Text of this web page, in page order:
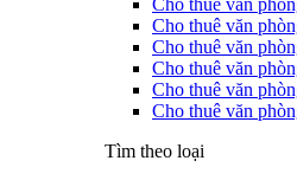
Cho thuê văn
Cho thuê văn
Cho thuê văn
Cho thuê văn
Cho thuê văn
Cho thuê văn
Tìm theo loại